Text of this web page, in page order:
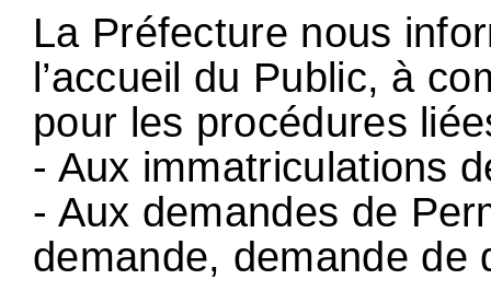
La Préfecture nous
l’accueil du Public, à
pour les procédures
- Aux immatriculations
- Aux demandes de
demande, demande